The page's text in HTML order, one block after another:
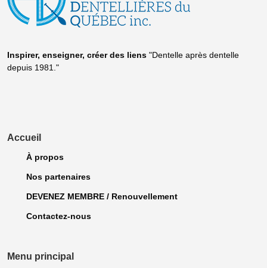
Inspirer, enseigner, créer des liens "Dentelle après dentelle
depuis 1981."
Accueil
À propos
Nos partenaires
DEVENEZ MEMBRE / Renouvellement
Contactez-nous
Menu principal